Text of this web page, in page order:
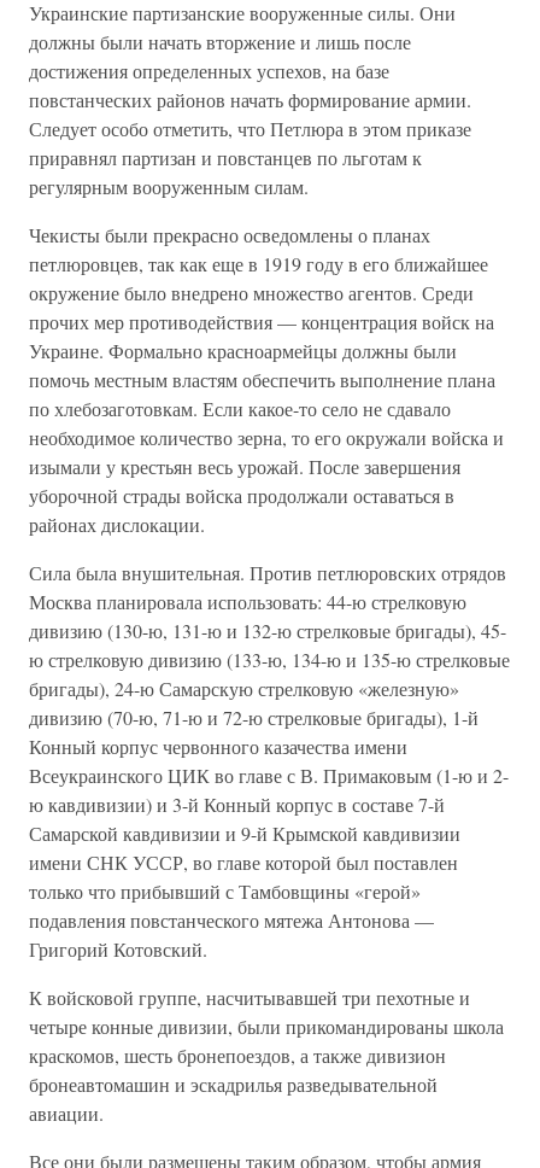
Украинские партизанские вооруженные силы. Они
должны были начать вторжение и лишь после
достижения определенных успехов, на базе
повстанческих районов начать формирование армии.
Следует особо отметить, что Петлюра в этом приказе
приравнял партизан и повстанцев по льготам к
регулярным вооруженным силам.
Чекисты были прекрасно осведомлены о планах
петлюровцев, так как еще в 1919 году в его ближайшее
окружение было внедрено множество агентов. Среди
прочих мер противодействия — концентрация войск на
Украине. Формально красноармейцы должны были
помочь местным властям обеспечить выполнение плана
по хлебозаготовкам. Если какое-то село не сдавало
необходимое количество зерна, то его окружали войска и
изымали у крестьян весь урожай. После завершения
уборочной страды войска продолжали оставаться в
районах дислокации.
Сила была внушительная. Против петлюровских отрядов
Москва планировала использовать: 44-ю стрелковую
дивизию (130-ю, 131-ю и 132-ю стрелковые бригады), 45-
ю стрелковую дивизию (133-ю, 134-ю и 135-ю стрелковые
бригады), 24-ю Самарскую стрелковую «железную»
дивизию (70-ю, 71-ю и 72-ю стрелковые бригады), 1-й
Конный корпус червонного казачества имени
Всеукраинского ЦИК во главе с В. Примаковым (1-ю и 2-
ю кавдивизии) и 3-й Конный корпус в составе 7-й
Самарской кавдивизии и 9-й Крымской кавдивизии
имени СНК УССР, во главе которой был поставлен
только что прибывший с Тамбовщины «герой»
подавления повстанческого мятежа Антонова —
Григорий Котовский.
К войсковой группе, насчитывавшей три пехотные и
четыре конные дивизии, были прикомандированы школа
краскомов, шесть бронепоездов, а также дивизион
бронеавтомашин и эскадрилья разведывательной
авиации.
Все они были размещены таким образом, чтобы армия